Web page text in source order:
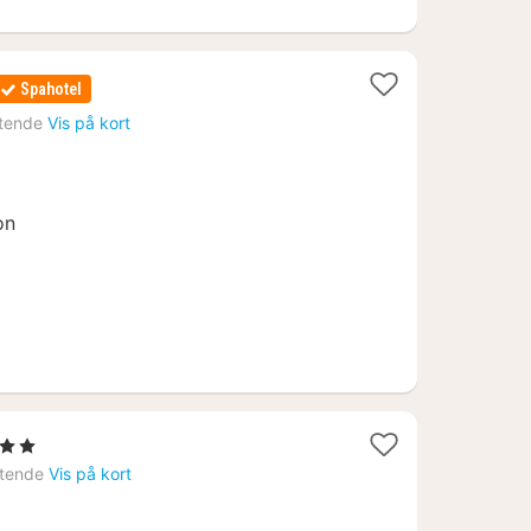
Spahotel
Vis på kort
Vis på kort